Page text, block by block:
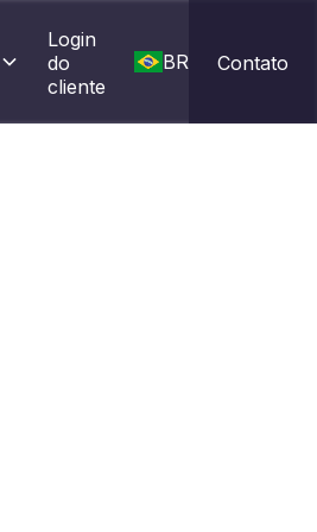
Login
do
cliente
BR Contato